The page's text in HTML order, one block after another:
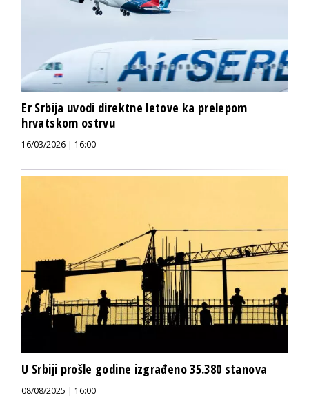
Er Srbija uvodi direktne letove ka prelepom
hrvatskom ostrvu
16/03/2026 | 16:00
U Srbiji prošle godine izgrađeno 35.380 stanova
08/08/2025 | 16:00